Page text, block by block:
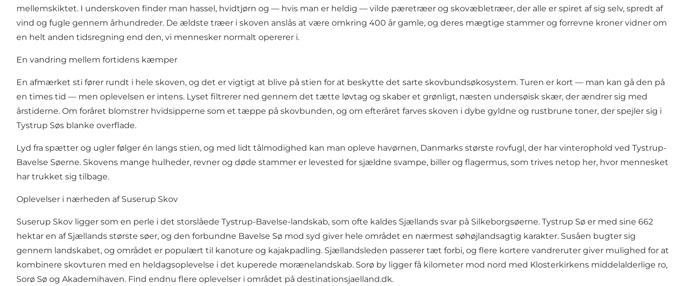
mellemskiktet. I underskoven finder man hassel, hvidtjørn og — hvis man er heldig — vilde pæretræer og skovæbletræer, der alle er spiret af sig selv, spredt af
vind og fugle gennem århundreder. De ældste træer i skoven anslås at være omkring 400 år gamle, og deres mægtige stammer og forrevne kroner vidner om
en helt anden tidsregning end den, vi mennesker normalt opererer i.
En vandring mellem fortidens kæmper
En afmærket sti fører rundt i hele skoven, og det er vigtigt at blive på stien for at beskytte det sarte skovbundsøkosystem. Turen er kort — man kan gå den på
en times tid — men oplevelsen er intens. Lyset filtrerer ned gennem det tætte løvtag og skaber et grønligt, næsten undersøisk skær, der ændrer sig med
årstiderne. Om foråret blomstrer hvidsipperne som et tæppe på skovbunden, og om efteråret farves skoven i dybe gyldne og rustbrune toner, der spejler sig i
Tystrup Søs blanke overflade.
Lyd fra spætter og ugler følger én langs stien, og med lidt tålmodighed kan man opleve havørnen, Danmarks største rovfugl, der har vinterophold ved Tystrup-
Bavelse Søerne. Skovens mange hulheder, revner og døde stammer er levested for sjældne svampe, biller og flagermus, som trives netop her, hvor mennesket
har trukket sig tilbage.
Oplevelser i nærheden af Suserup Skov
Suserup Skov ligger som en perle i det storslåede Tystrup-Bavelse-landskab, som ofte kaldes Sjællands svar på Silkeborgsøerne. Tystrup Sø er med sine 662
hektar en af Sjællands største søer, og den forbundne Bavelse Sø mod syd giver hele området en nærmest søhøjlandsagtig karakter. Susåen bugter sig
gennem landskabet, og området er populært til kanoture og kajakpadling. Sjællandsleden passerer tæt forbi, og flere kortere vandreruter giver mulighed for at
kombinere skovturen med en heldagsoplevelse i det kuperede morænelandskab. Sorø by ligger få kilometer mod nord med Klosterkirkens middelalderlige ro,
Sorø Sø og Akademihaven. Find endnu flere oplevelser i området på destinationsjaelland.dk.